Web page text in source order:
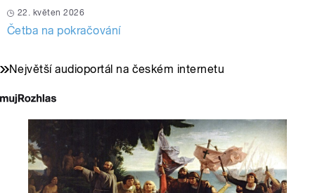
22. květen 2026
Četba na pokračování
Největší audioportál na českém internetu